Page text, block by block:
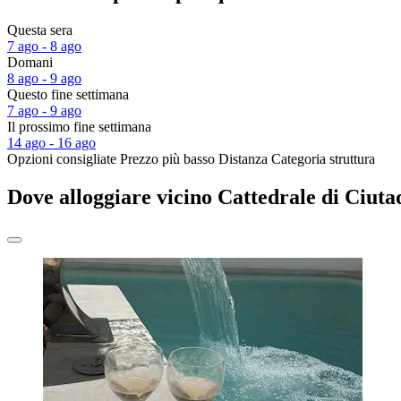
Questa sera
7 ago - 8 ago
Domani
8 ago - 9 ago
Questo fine settimana
7 ago - 9 ago
Il prossimo fine settimana
14 ago - 16 ago
Opzioni consigliate Prezzo più basso Distanza Categoria struttura
Dove alloggiare vicino Cattedrale di